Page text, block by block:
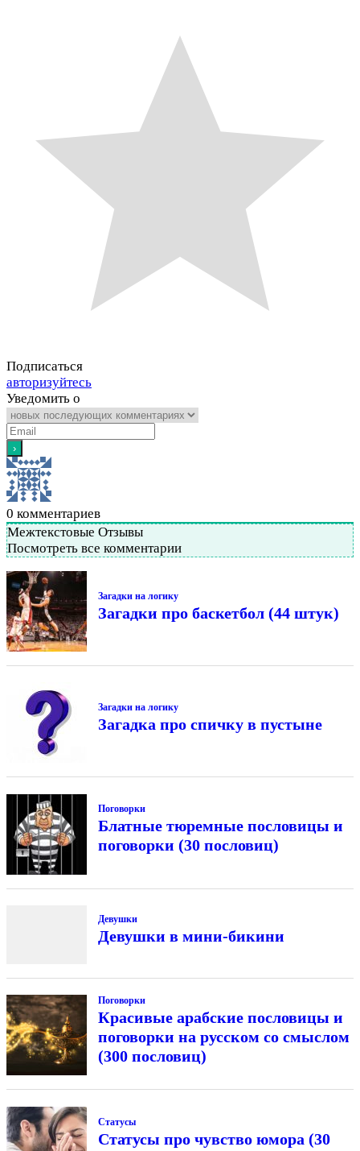
Подписаться
авторизуйтесь
Уведомить о
0 комментариев
Межтекстовые Отзывы
Посмотреть все комментарии
Загадки на логику
Загадки про баскетбол (44 штук)
Загадки на логику
Загадка про спичку в пустыне
Поговорки
Блатные тюремные пословицы и
поговорки (30 пословиц)
Девушки
Девушки в мини-бикини
Поговорки
Красивые арабские пословицы и
поговорки на русском со смыслом
(300 пословиц)
Статусы
Статусы про чувство юмора (30